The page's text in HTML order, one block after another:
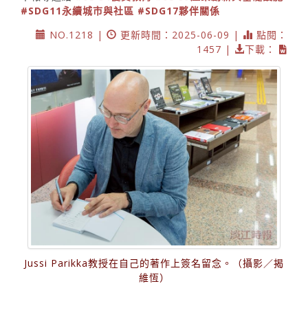
#SDG11永續城市與社區 #SDG17夥伴關係
NO.1218 |
更新時間：2025-06-09 |
點閱：
1457 |
下載：
Jussi Parikka教授在自己的著作上簽名留念。（攝影／揭
維恆）